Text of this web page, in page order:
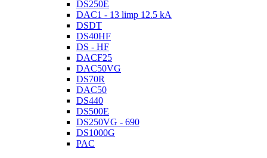
DS250E
DAC1 - 13 limp 12.5 kA
DSDT
DS40HF
DS - HF
DACF25
DAC50VG
DS70R
DAC50
DS440
DS500E
DS250VG - 690
DS1000G
PAC